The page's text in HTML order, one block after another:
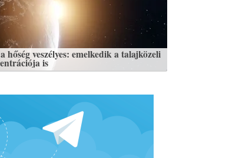
hőség veszélyes: emelkedik a talajközeli
is